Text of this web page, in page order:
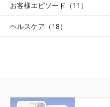
お客様エピソード（11）
ヘルスケア（18）